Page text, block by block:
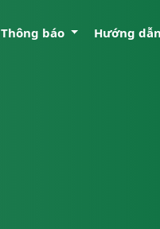
Thông báo Hướng dẫn